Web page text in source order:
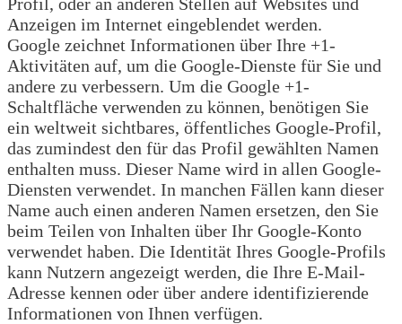
Anzeigen im Internet eingeblendet werden.
Google zeichnet Informationen über Ihre +1-
Aktivitäten auf, um die Google-Dienste für Sie und
andere zu verbessern. Um die Google +1-
Schaltfläche verwenden zu können, benötigen Sie
ein weltweit sichtbares, öffentliches Google-Profil,
das zumindest den für das Profil gewählten Namen
enthalten muss. Dieser Name wird in allen Google-
Diensten verwendet. In manchen Fällen kann dieser
Name auch einen anderen Namen ersetzen, den Sie
beim Teilen von Inhalten über Ihr Google-Konto
verwendet haben. Die Identität Ihres Google-Profils
kann Nutzern angezeigt werden, die Ihre E-Mail-
Adresse kennen oder über andere identifizierende
Informationen von Ihnen verfügen.